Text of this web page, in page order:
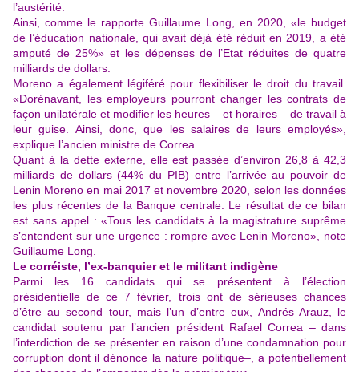
l’austérité.
Ainsi, comme le rapporte Guillaume Long, en 2020, «le budget
de l’éducation nationale, qui avait déjà été réduit en 2019, a été
amputé de 25%» et les dépenses de l’Etat réduites de quatre
milliards de dollars.
Moreno a également légiféré pour flexibiliser le droit du travail.
«Dorénavant, les employeurs pourront changer les contrats de
façon unilatérale et modifier les heures – et horaires – de travail à
leur guise. Ainsi, donc, que les salaires de leurs employés»,
explique l’ancien ministre de Correa.
Quant à la dette externe, elle est passée d’environ 26,8 à 42,3
milliards de dollars (44% du PIB) entre l’arrivée au pouvoir de
Lenin Moreno en mai 2017 et novembre 2020, selon les données
les plus récentes de la Banque centrale. Le résultat de ce bilan
est sans appel : «Tous les candidats à la magistrature suprême
s’entendent sur une urgence : rompre avec Lenin Moreno», note
Guillaume Long.
Le corréiste, l’ex-banquier et le militant indigène
Parmi les 16 candidats qui se présentent à l’élection
présidentielle de ce 7 février, trois ont de sérieuses chances
d’être au second tour, mais l’un d’entre eux, Andrés Arauz, le
candidat soutenu par l’ancien président Rafael Correa – dans
l’interdiction de se présenter en raison d’une condamnation pour
corruption dont il dénonce la nature politique–, a potentiellement